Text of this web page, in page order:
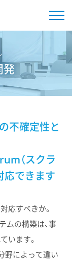
発
不確定性と
（スクラ
応できます
応すべきか。
ムの構築は、事
います。
野によって違い